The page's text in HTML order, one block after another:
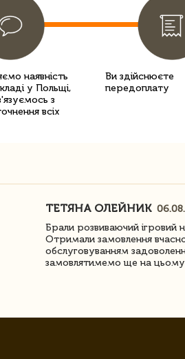
наявність
у Польщі,
з
всіх
Ви здійснюєте
передоплату
ТЕТЯНА ОЛЕЙНИК
Брали розвиваючий ігровий
Отримали замовлення
обслуговуванням
замовлятимемо ще на цьому